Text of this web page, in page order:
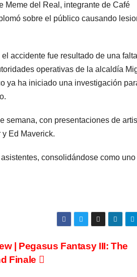
Meme del Real, integrante de Café
sobre el público causando
accidente fue resultado de una
operativas de la alcaldía
ya ha iniciado una investigación
semana, con presentaciones de
Ed Maverick.
consolidándose como uno
| Pegasus Fantasy III: The
Finale